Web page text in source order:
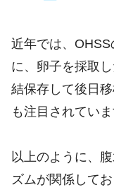
近年では、
に、卵子を採取
結保存して後日
も注目されていま
以上のように、
ズムが関係して